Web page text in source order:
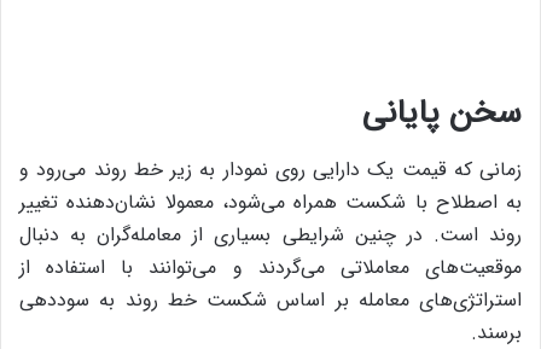
سخن پایانی
زمانی که قیمت یک دارایی روی نمودار به زیر خط روند می‌رود و
به اصطلاح با شکست همراه می‌شود، معمولا نشان‌دهنده تغییر
روند است. در چنین شرایطی بسیاری از معامله‌گران به دنبال
موقعیت‌های معاملاتی می‌گردند و می‌توانند با استفاده از
استراتژی‌های معامله بر اساس شکست خط روند به سوددهی
برسند.